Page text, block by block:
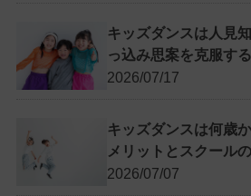
キッズダンスは人見
っ込み思案を克服す
2026/07/17
キッズダンスは何歳
メリットとスクール
2026/07/07